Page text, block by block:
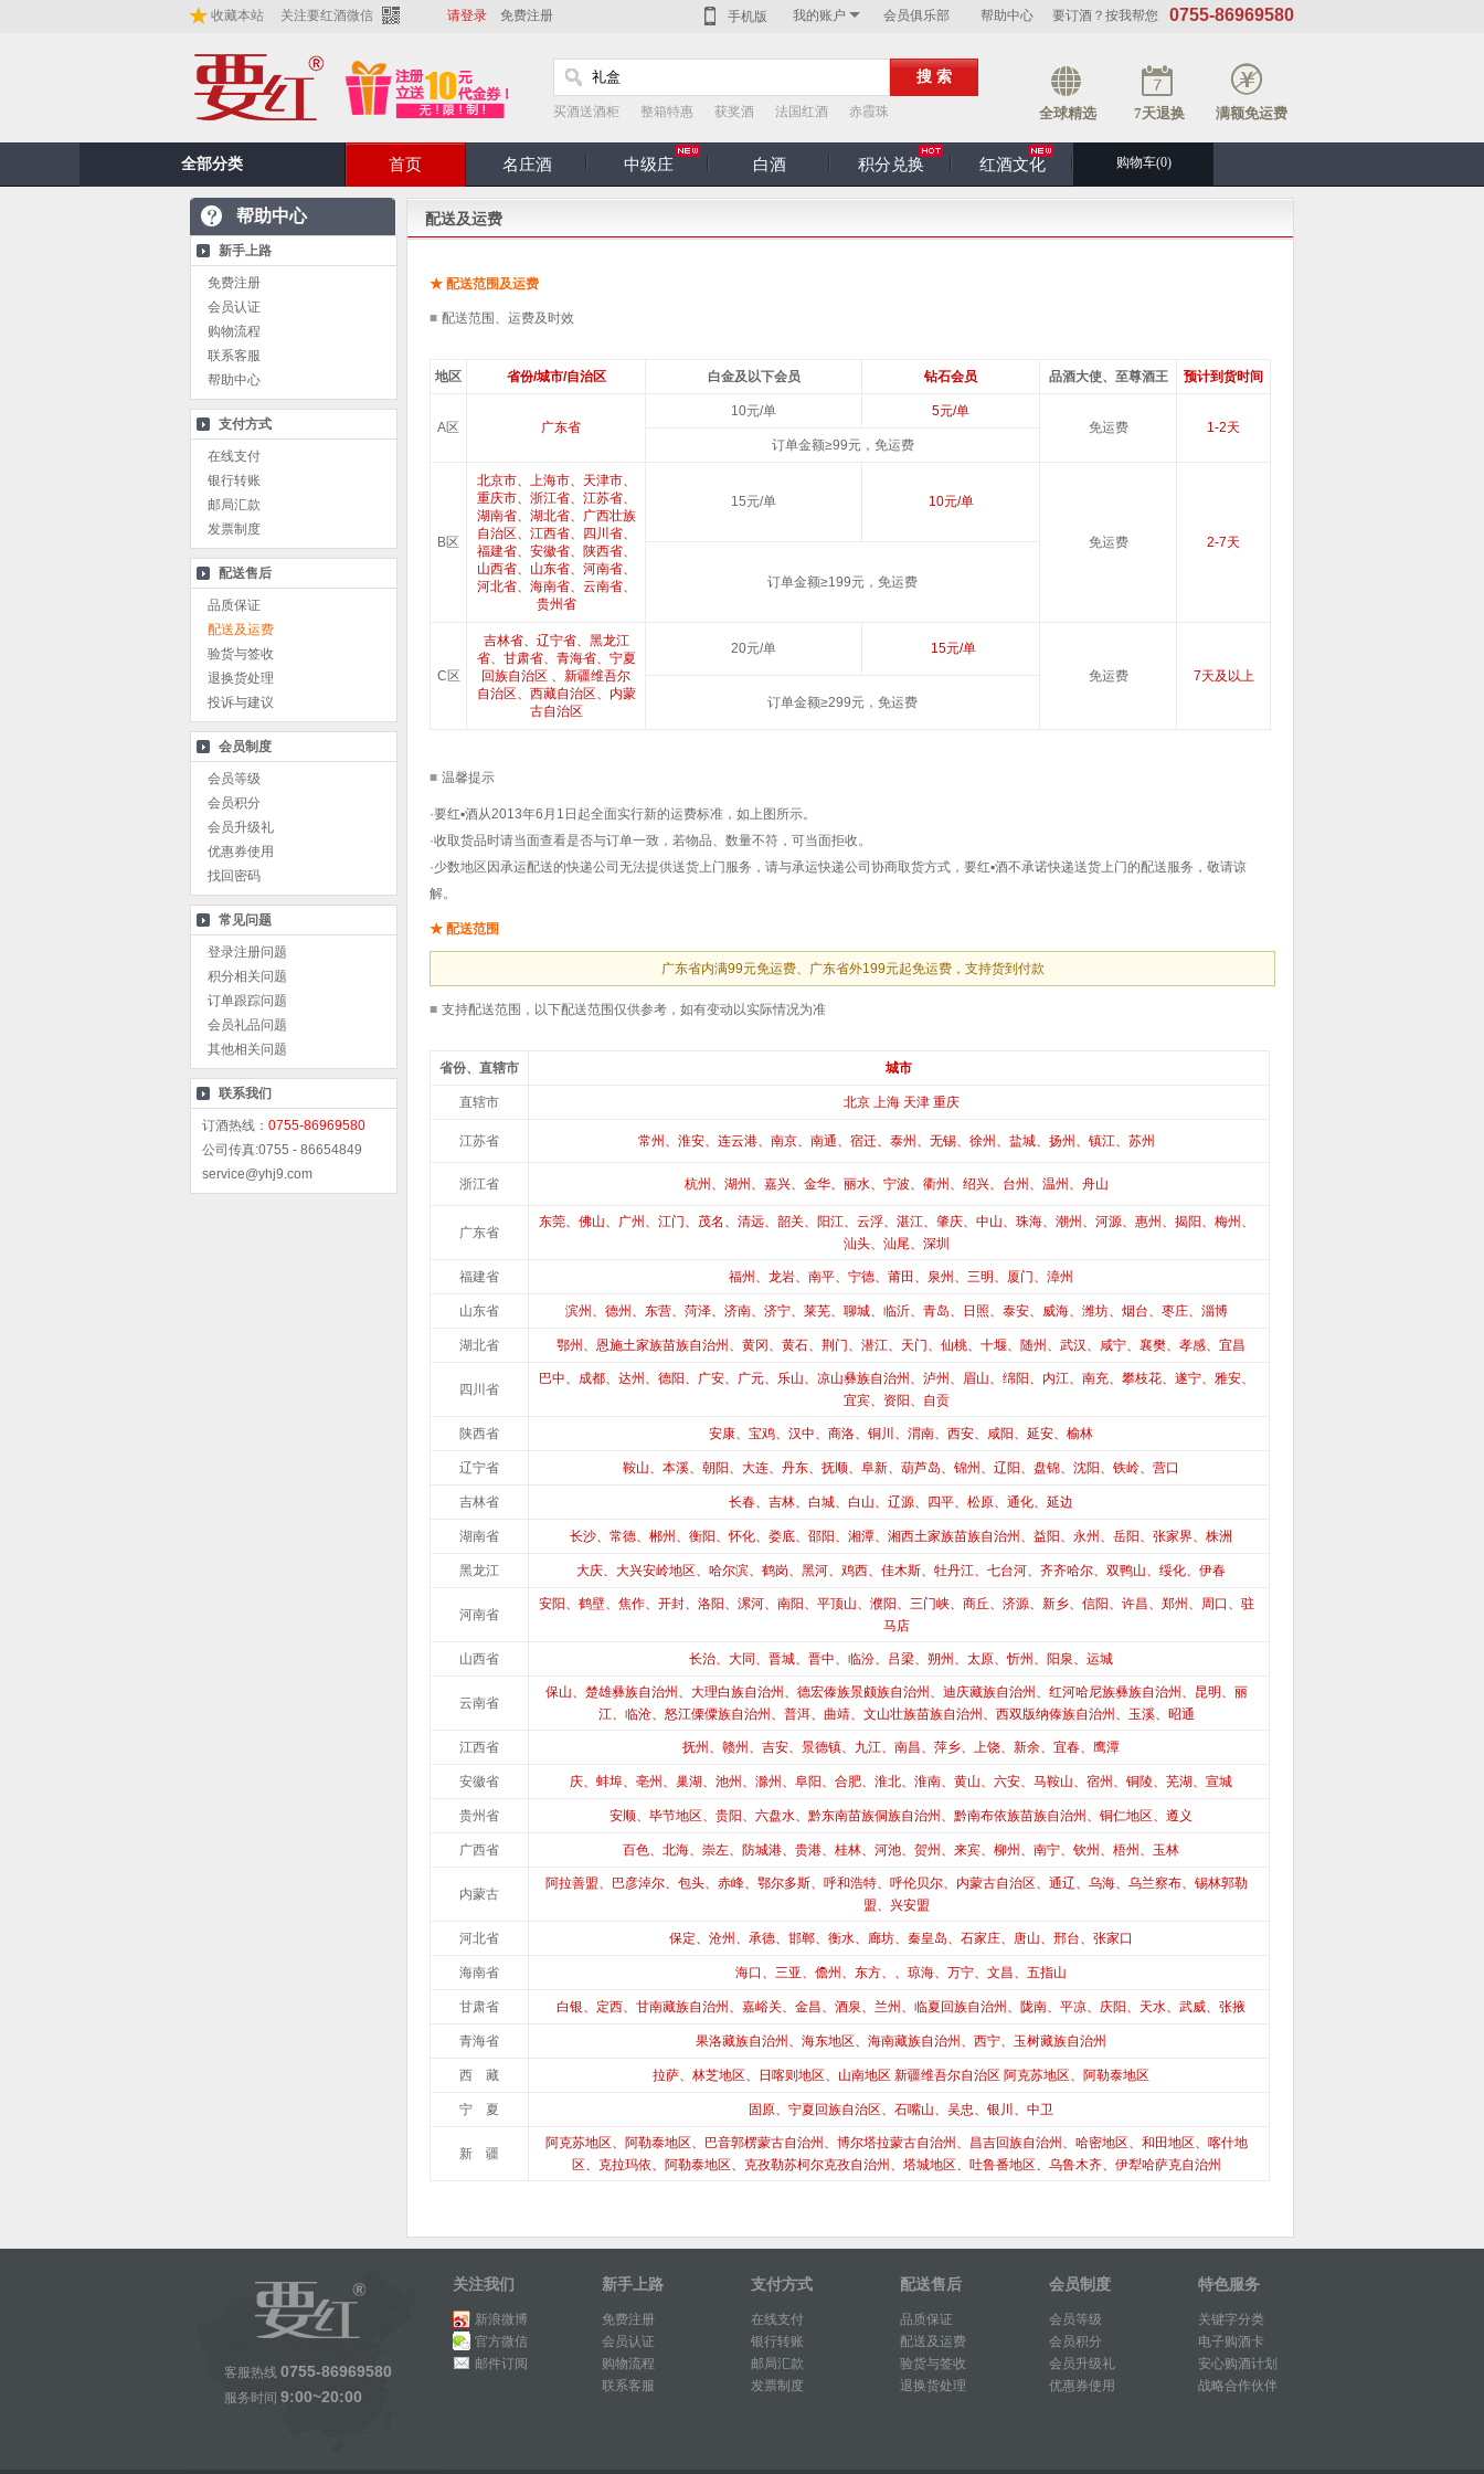
收藏本站 关注要红酒微信 请登录 免费注册 手机版 我的账户 会员俱乐部 帮助中心 要订酒？按我帮您 0755-86969580
买酒送酒柜 整箱特惠 获奖酒 法国红酒 赤霞珠 全球精选 7天退换 满额免运费
全部分类 首页 名庄酒 中级庄 白酒 积分兑换 红酒文化 购物车(0)
帮助中心
新手上路
免费注册
会员认证
购物流程
联系客服
帮助中心
支付方式
在线支付
银行转账
邮局汇款
发票制度
配送售后
品质保证
配送及运费
验货与签收
退换货处理
投诉与建议
会员制度
会员等级
会员积分
会员升级礼
优惠券使用
找回密码
常见问题
登录注册问题
积分相关问题
订单跟踪问题
会员礼品问题
其他相关问题
联系我们
订酒热线： 0755-86969580
公司传真:0755 - 86654849
service@yhj9.com
配送及运费
★ 配送范围及运费
■ 配送范围、运费及时效
地区 省份/城市/自治区 白金及以下会员 钻石会员 品酒大使、至尊酒王 预计到货时间
A区 广东省
10元/单
5元/单
免运费
1-2天
订单金额≥99元，免运费
B区
北京市、上海市、天津市、
重庆市、浙江省、江苏省、
湖南省、湖北省、广西壮族
自治区、江西省、四川省、
福建省、安徽省、陕西省、
山西省、山东省、河南省、
河北省、海南省、云南省、
贵州省
15元/单 10元/单
免运费 2-7天
订单金额≥199元，免运费
C区
吉林省、辽宁省、黑龙江
省、甘肃省、青海省、宁夏
回族自治区 、新疆维吾尔
自治区、西藏自治区、内蒙
古自治区
20元/单
15元/单
免运费
7天及以上
订单金额≥299元，免运费
■ 温馨提示
·要红▪酒从2013年6月1日起全面实行新的运费标准，如上图所示。
·收取货品时请当面查看是否与订单一致，若物品、数量不符，可当面拒收。
·少数地区因承运配送的快递公司无法提供送货上门服务，请与承运快递公司协商取货方式， 要红▪酒不承诺快递送货上门的配送服务，敬请谅
解。
★ 配送范围
广东省内满99元免运费、广东省外199元起免运费，支持货到付款
■ 支持配送范围，以下配送范围仅供参考，如有变动以实际情况为准
省份、直辖市 城市
直辖市 北京 上海 天津 重庆
江苏省 常州、淮安、连云港、南京、南通、宿迁、泰州、无锡、徐州、盐城、扬州、镇江、苏州
浙江省 杭州、湖州、嘉兴、金华、丽水、宁波、衢州、绍兴、台州、温州、舟山
广东省
东莞、佛山、广州、江门、茂名、清远、韶关、阳江、云浮、湛江、肇庆、中山、珠海、潮州、河源、惠州、揭阳、梅州、
汕头、汕尾、深圳
福建省 福州、龙岩、南平、宁德、莆田、泉州、三明、厦门、漳州
山东省 滨州、德州、东营、菏泽、济南、济宁、莱芜、聊城、临沂、青岛、日照、泰安、威海、潍坊、烟台、枣庄、淄博
湖北省 鄂州、恩施土家族苗族自治州、黄冈、黄石、荆门、潜江、天门、仙桃、十堰、随州、武汉、咸宁、襄樊、孝感、宜昌
四川省
巴中、成都、达州、德阳、广安、广元、乐山、凉山彝族自治州、泸州、眉山、绵阳、内江、南充、攀枝花、遂宁、雅安、
宜宾、资阳、自贡
陕西省 安康、宝鸡、汉中、商洛、铜川、渭南、西安、咸阳、延安、榆林
辽宁省 鞍山、本溪、朝阳、大连、丹东、抚顺、阜新、葫芦岛、锦州、辽阳、盘锦、沈阳、铁岭、营口
吉林省 长春、吉林、白城、白山、辽源、四平、松原、通化、延边
湖南省 长沙、常德、郴州、衡阳、怀化、娄底、邵阳、湘潭、湘西土家族苗族自治州、益阳、永州、岳阳、张家界、株洲
黑龙江 大庆、大兴安岭地区、哈尔滨、鹤岗、黑河、鸡西、佳木斯、牡丹江、七台河、齐齐哈尔、双鸭山、绥化、伊春
河南省
安阳、鹤壁、焦作、开封、洛阳、漯河、南阳、平顶山、濮阳、三门峡、商丘、济源、新乡、信阳、许昌、郑州、周口、驻
马店
山西省 长治、大同、晋城、晋中、临汾、吕梁、朔州、太原、忻州、阳泉、运城
云南省
保山、楚雄彝族自治州、大理白族自治州、德宏傣族景颇族自治州、迪庆藏族自治州、红河哈尼族彝族自治州、昆明、丽
江、临沧、怒江傈僳族自治州、普洱、曲靖、文山壮族苗族自治州、西双版纳傣族自治州、玉溪、昭通
江西省 抚州、赣州、吉安、景德镇、九江、南昌、萍乡、上饶、新余、宜春、鹰潭
安徽省 庆、蚌埠、亳州、巢湖、池州、滁州、阜阳、合肥、淮北、淮南、黄山、六安、马鞍山、宿州、铜陵、芜湖、宣城
贵州省 安顺、毕节地区、贵阳、六盘水、黔东南苗族侗族自治州、黔南布依族苗族自治州、铜仁地区、遵义
广西省 百色、北海、崇左、防城港、贵港、桂林、河池、贺州、来宾、柳州、南宁、钦州、梧州、玉林
内蒙古
阿拉善盟、巴彦淖尔、包头、赤峰、鄂尔多斯、呼和浩特、呼伦贝尔、内蒙古自治区、通辽、乌海、乌兰察布、锡林郭勒
盟、兴安盟
河北省 保定、沧州、承德、邯郸、衡水、廊坊、秦皇岛、石家庄、唐山、邢台、张家口
海南省 海口、三亚、儋州、东方、、琼海、万宁、文昌、五指山
甘肃省 白银、定西、甘南藏族自治州、嘉峪关、金昌、酒泉、兰州、临夏回族自治州、陇南、平凉、庆阳、天水、武威、张掖
青海省 果洛藏族自治州、海东地区、海南藏族自治州、西宁、玉树藏族自治州
西 藏 拉萨、林芝地区、日喀则地区、山南地区 新疆维吾尔自治区 阿克苏地区、阿勒泰地区
宁 夏 固原、宁夏回族自治区、石嘴山、吴忠、银川、中卫
新 疆
阿克苏地区、阿勒泰地区、巴音郭楞蒙古自治州、博尔塔拉蒙古自治州、昌吉回族自治州、哈密地区、和田地区、喀什地
区、克拉玛依、阿勒泰地区、克孜勒苏柯尔克孜自治州、塔城地区、吐鲁番地区、乌鲁木齐、伊犁哈萨克自治州
客服热线 0755-86969580
服务时间 9:00~20:00
关注我们
新浪微博
官方微信
邮件订阅
新手上路
免费注册
会员认证
购物流程
联系客服
支付方式
在线支付
银行转账
邮局汇款
发票制度
配送售后
品质保证
配送及运费
验货与签收
退换货处理
会员制度
会员等级
会员积分
会员升级礼
优惠券使用
特色服务
关键字分类
电子购酒卡
安心购酒计划
战略合作伙伴